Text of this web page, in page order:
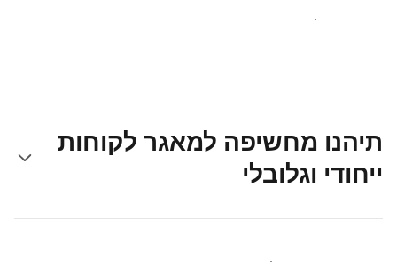
צאו לדרך עוד היום
תיהנו מחשיפה למאגר לקוחות
ייחודי וגלובלי
קבלו חשיפה בפני אורחים חדשים